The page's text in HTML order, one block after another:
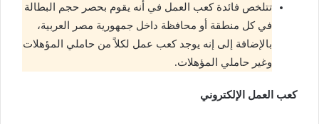
تتلخص فائدة كعب العمل في أنه يقوم بحصر حجم البطالة
في كل منطقة أو محافظة داخل جمهورية مصر العربية،
بالإضافة إلى إنه يوجد كعب عمل لكلاً من حاملي المؤهلات
وغير حاملي المؤهلات.
كعب العمل الإلكتروني